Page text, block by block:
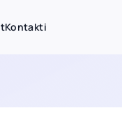
Kontakti